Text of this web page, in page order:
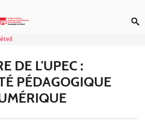
DE L'UPEC :
PÉDAGOGIQUE